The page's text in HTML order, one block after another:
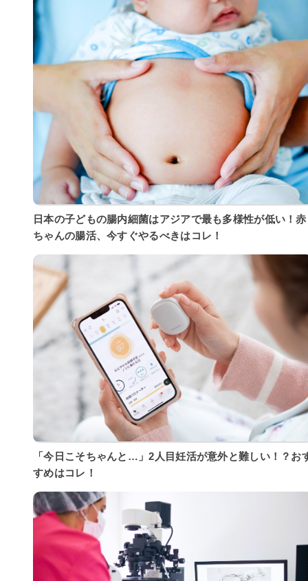
日本の子どもの腸内細菌はアジアで最も多様性が低い！赤
ちゃんの腸活、今すぐやるべきはコレ！
「今日こそちゃんと…」2人目妊活が意外と難しい！？お
すめはコレ！